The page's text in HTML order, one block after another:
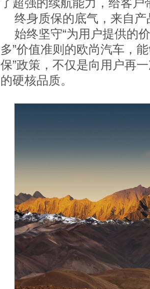
了超强的续航能力，给客
终身质保的底气，来自
始终坚守“为用户提供的
多”价值准则的欧尚汽车，
保”政策，不仅是向用户再
的硬核品质。